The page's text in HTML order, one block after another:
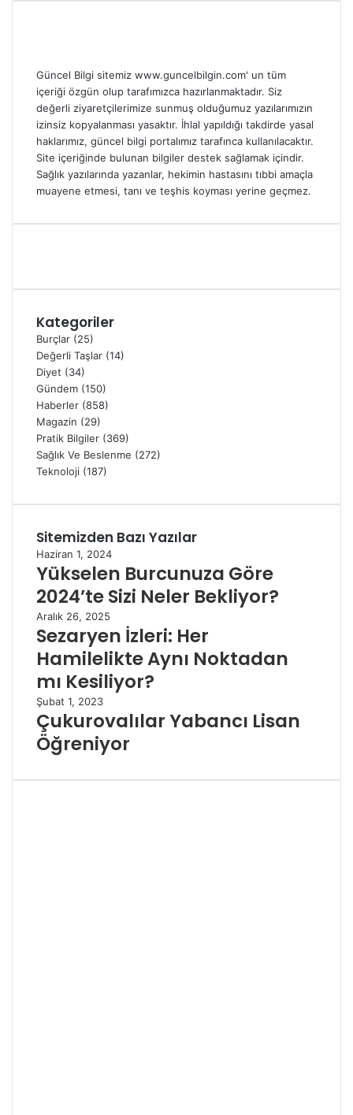
Güncel Bilgi sitemiz www.guncelbilgin.com' un tüm
içeriği özgün olup tarafımızca hazırlanmaktadır. Siz
değerli ziyaretçilerimize sunmuş olduğumuz yazılarımızın
izinsiz kopyalanması yasaktır. İhlal yapıldığı takdirde yasal
haklarımız, güncel bilgi portalımız tarafınca kullanılacaktır.
Site içeriğinde bulunan bilgiler destek sağlamak içindir.
Sağlık yazılarında yazanlar, hekimin hastasını tıbbi amaçla
muayene etmesi, tanı ve teşhis koyması yerine geçmez.
Kategoriler
Burçlar (25)
Değerli Taşlar (14)
Diyet (34)
Gündem (150)
Haberler (858)
Magazin (29)
Pratik Bilgiler (369)
Sağlık Ve Beslenme (272)
Teknoloji (187)
Sitemizden Bazı Yazılar
Haziran 1, 2024
Yükselen Burcunuza Göre
2024’te Sizi Neler Bekliyor?
Aralık 26, 2025
Sezaryen İzleri: Her
Hamilelikte Aynı Noktadan
mı Kesiliyor?
Şubat 1, 2023
Çukurovalılar Yabancı Lisan
Öğreniyor